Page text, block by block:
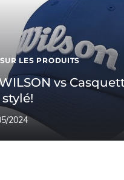
LES PRODUITS
vs
2024